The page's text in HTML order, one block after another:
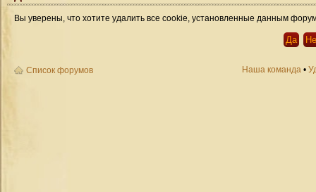
Вы уверены, что хотите удалить все cookie, установленные данным
Список форумов Наша команда •